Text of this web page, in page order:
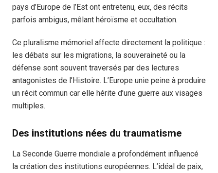
pays d’Europe de l’Est ont entretenu, eux, des récits
parfois ambigus, mêlant héroïsme et occultation.
Ce pluralisme mémoriel affecte directement la politique :
les débats sur les migrations, la souveraineté ou la
défense sont souvent traversés par des lectures
antagonistes de l’Histoire. L’Europe unie peine à produire
un récit commun car elle hérite d’une guerre aux visages
multiples.
Des institutions nées du traumatisme
La Seconde Guerre mondiale a profondément influencé
la création des institutions européennes. L’idéal de paix,